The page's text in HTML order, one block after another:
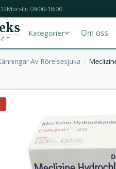
Mon-Fri 09:00-18:00
Kategorier Om oss
Av Rörelsesjuka